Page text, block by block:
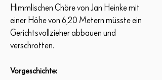
Himmlischen Chöre von Jan Heinke mit
einer Höhe von 6,20 Metern müsste ein
Gerichtsvollzieher abbauen und
verschrotten.
Vorgeschichte: